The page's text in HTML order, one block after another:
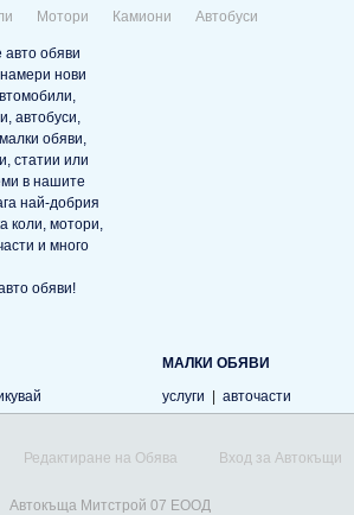
Мотори Камиони Автобуси
обяви!
МАЛКИ ОБЯВИ
услуги
авточасти
Редактиране на Обява Вход за Автокъщи
Автокъща Митстрой 07 ЕООД